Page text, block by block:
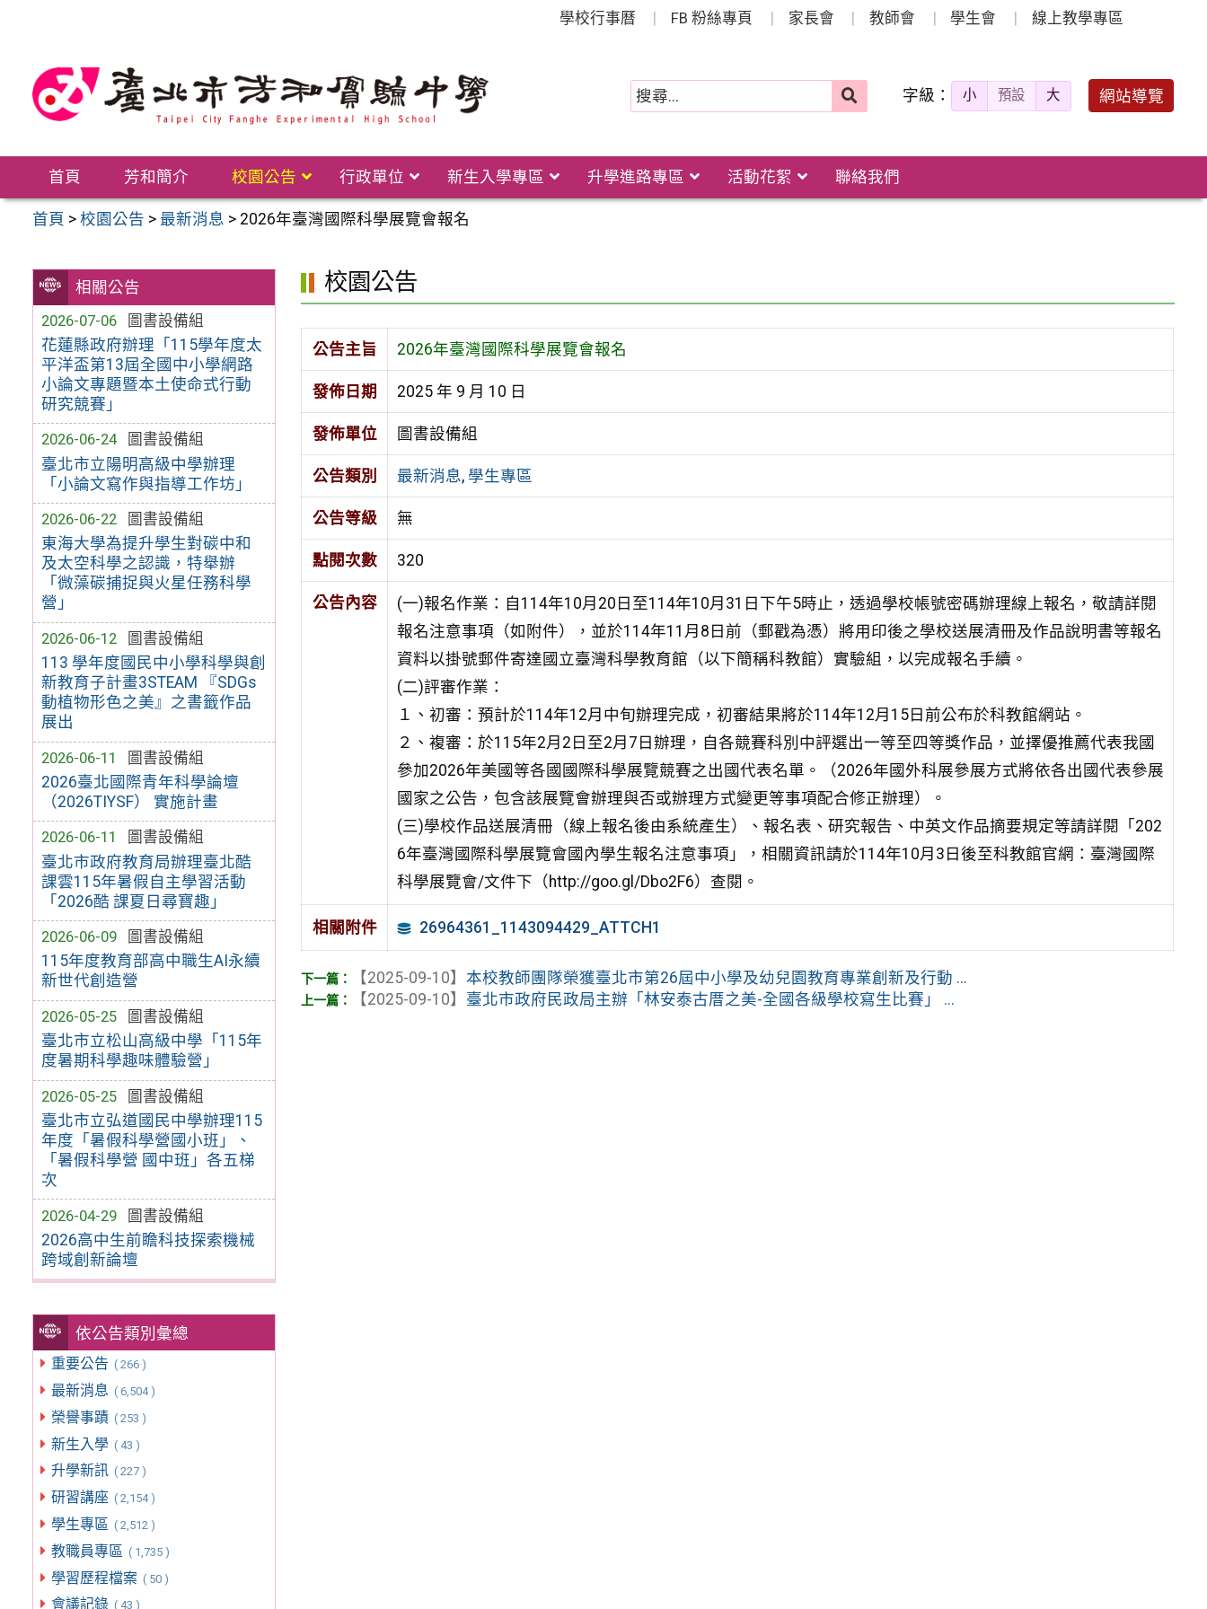
學校行事曆 FB 粉絲專頁 家長會 教師會 學生會 線上教學專區
字級： 小 預設 大 網站導覽
首頁 芳和簡介 校園公告 行政單位 新生入學專區 升學進路專區 活動花絮 聯絡我們
首頁 >校園公告 > 最新消息 > 2026年臺灣國際科學展覽會報名
相關公告
2026-07-06
圖書設備組
花蓮縣政府辦理「115學年度太
平洋盃第13屆全國中小學網路
小論文專題暨本土使命式行動
研究競賽」
2026-06-24
圖書設備組
臺北市立陽明高級中學辦理
「小論文寫作與指導工作坊」
2026-06-22
圖書設備組
東海大學為提升學生對碳中和
及太空科學之認識，特舉辦
「微藻碳捕捉與火星任務科學
營」
2026-06-12
圖書設備組
113 學年度國民中小學科學與創
新教育子計畫3STEAM 『SDGs
動植物形色之美』之書籤作品
展出
2026-06-11
圖書設備組
2026臺北國際青年科學論壇
（2026TIYSF） 實施計畫
2026-06-11
圖書設備組
臺北市政府教育局辦理臺北酷
課雲115年暑假自主學習活動
「2026酷 課夏日尋寶趣」
2026-06-09
圖書設備組
115年度教育部高中職生AI永續
新世代創造營
2026-05-25
圖書設備組
臺北市立松山高級中學「115年
度暑期科學趣味體驗營」
2026-05-25
圖書設備組
臺北市立弘道國民中學辦理115
年度「暑假科學營國小班」、
「暑假科學營 國中班」各五梯
次
2026-04-29
圖書設備組
2026高中生前瞻科技探索機械
跨域創新論壇
依公告類別彙總
重要公告 ( 266 )
最新消息 ( 6,504 )
榮譽事蹟 ( 253 )
新生入學 ( 43 )
升學新訊 ( 227 )
研習講座 ( 2,154 )
學生專區 ( 2,512 )
教職員專區 ( 1,735 )
學習歷程檔案 ( 50 )
會議記錄 ( 43 )
校園公告
公告主旨 2026年臺灣國際科學展覽會報名
發佈日期 2025 年 9 月 10 日
發佈單位 圖書設備組
公告類別 最新消息, 學生專區
公告等級 無
點閱次數 320
公告內容
(一)報名作業：自114年10月20日至114年10月31日下午5時止，透過學校帳號密碼辦理線上報名，敬請詳閱
報名注意事項（如附件），並於114年11月8日前（郵戳為憑）將用印後之學校送展清冊及作品說明書等報名
資料以掛號郵件寄達國立臺灣科學教育館（以下簡稱科教館）實驗組，以完成報名手續。
(二)評審作業：
１、初審：預計於114年12月中旬辦理完成，初審結果將於114年12月15日前公布於科教館網站。
２、複審：於115年2月2日至2月7日辦理，自各競賽科別中評選出一等至四等獎作品，並擇優推薦代表我國
參加2026年美國等各國國際科學展覽競賽之出國代表名單。（2026年國外科展參展方式將依各出國代表參展
國家之公告，包含該展覽會辦理與否或辦理方式變更等事項配合修正辦理）。
(三)學校作品送展清冊（線上報名後由系統產生）、報名表、研究報告、中英文作品摘要規定等請詳閱「202
6年臺灣國際科學展覽會國內學生報名注意事項」，相關資訊請於114年10月3日後至科教館官網：臺灣國際
科學展覽會/文件下（http://goo.gl/Dbo2F6）查閱。
相關附件 26964361_1143094429_ATTCH1
【2025-09-10】本校教師團隊榮獲臺北市第26屆中小學及幼兒園教育專業創新及行動 ...
【2025-09-10】 臺北市政府民政局主辦「林安泰古厝之美-全國各級學校寫生比賽」 ...